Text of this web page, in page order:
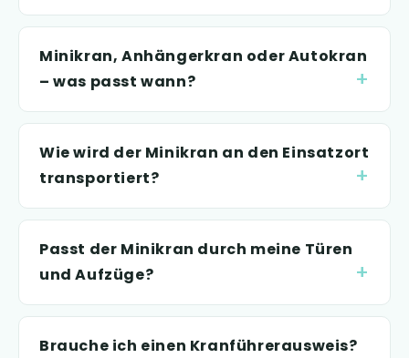
Minikran, Anhängerkran oder Autokran
– was passt wann?
Wie wird der Minikran an den Einsatzort
transportiert?
Passt der Minikran durch meine Türen
und Aufzüge?
Brauche ich einen Kranführerausweis?